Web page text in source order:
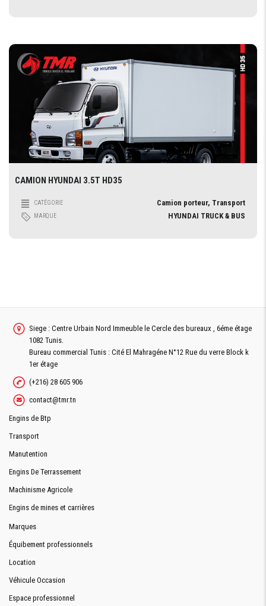
CAMION HYUNDAI 3.5T HD35
CATÉGORIE Camion porteur, Transport
MARQUE HYUNDAI TRUCK & BUS
Siege : Centre Urbain Nord Immeuble le Cercle des bureaux , 6éme étage
1082 Tunis.
Bureau commercial Tunis : Cité El Mahragéne N°12 Rue du verre Block k
1er étage
(+216) 28 605 906
contact@tmr.tn
Engins de Btp
Transport
Manutention
Engins De Terrassement
Machinisme Agricole
Engins de mines et carrières
Marques
Équibement professionnels
Location
Véhicule Occasion
Espace professionnel